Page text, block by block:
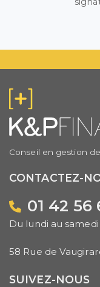
Conseil en gestion
CONTACTEZ-
01 42 56
Du lundi au
58 Rue de
SUIVEZ-NOUS